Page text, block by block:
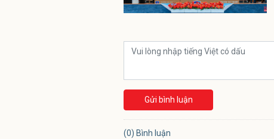
Gửi bình luận
(0) Bình luận